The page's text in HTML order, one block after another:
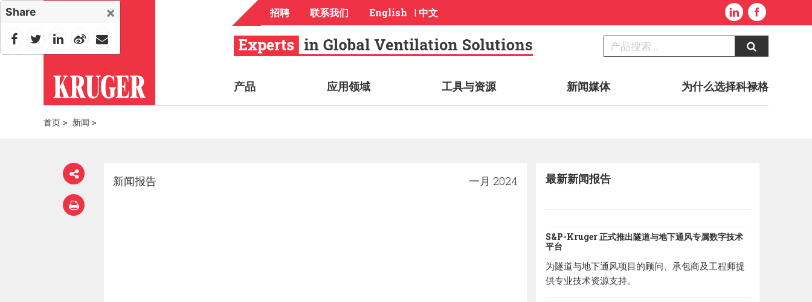
招聘 联系我们 English | 中文
产品 应用领域 工具与资源 新闻媒体 为什么选择科禄格
首页 > 新闻 >
新闻报告 一月 2024 最新新闻报告
S&P-Kruger 正式推出隧道与地下通风专属数字技术
平台
为隧道与地下通风项目的顾问、承包商及工程师提
供专业技术资源支持。
×
Share